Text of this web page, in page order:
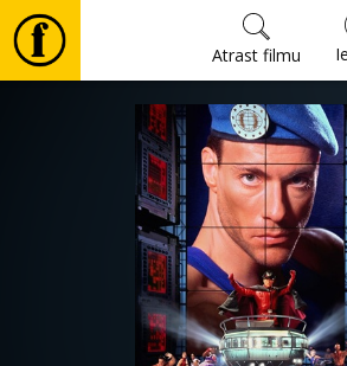
Atrast filmu